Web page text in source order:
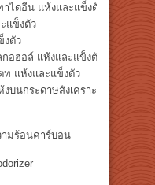
ไดอีน แห้งและแข็งตัว
แข็งตัว
งตัว
อฮอล์ แห้งและแข็งตัว
ท แห้งและแข็งตัว
บนกระดาษสังเคราะห์ YUPO®
ามร้อนคาร์บอน